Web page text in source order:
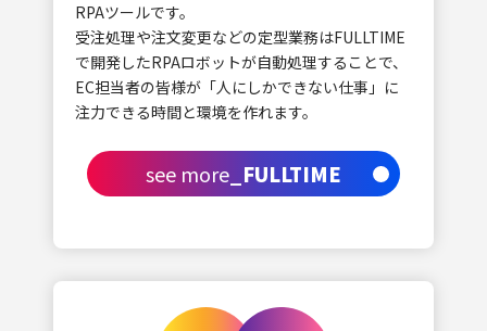
recruit
ENTRY
Wantedly
news/topics
RPAツールです。
受注処理や注文変更などの定型業務はFULLTIME
で開発したRPAロボットが自動処理することで、
EC担当者の皆様が「人にしかできない仕事」に
注力できる時間と環境を作れます。
see more _FULLTIME